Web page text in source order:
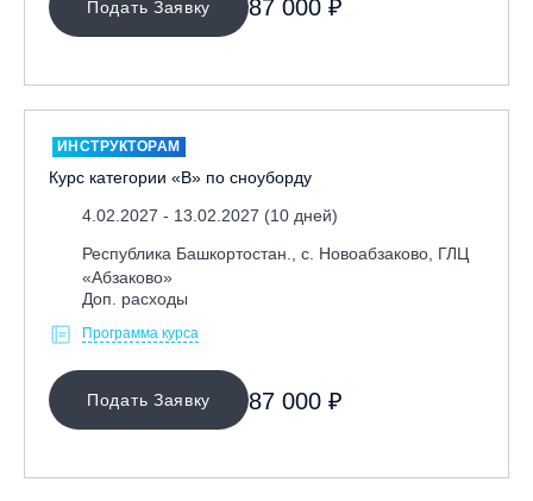
Подать Заявку 87 000 ₽
ИНСТРУКТОРАМ
Курс категории «В» по сноуборду
4.02.2027 - 13.02.2027 (10 дней)
Республика Башкортостан., с. Новоабзаково, ГЛЦ
«Абзаково»
Доп. расходы
Программа курса
Подать Заявку 87 000 ₽